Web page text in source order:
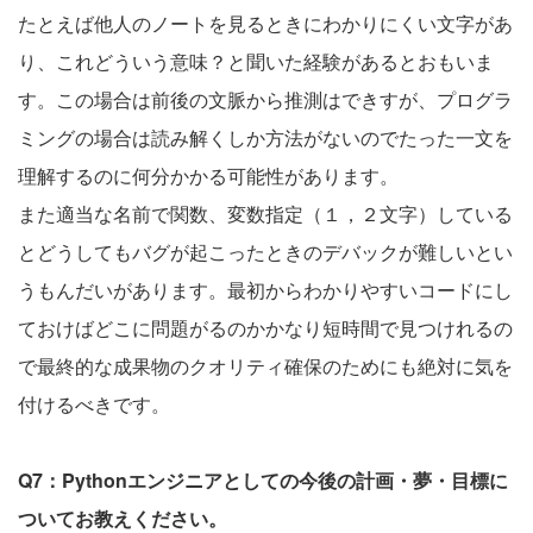
たとえば他人のノートを見るときにわかりにくい文字があ
り、これどういう意味？と聞いた経験があるとおもいま
す。この場合は前後の文脈から推測はできすが、プログラ
ミングの場合は読み解くしか方法がないのでたった一文を
理解するのに何分かかる可能性があります。
また適当な名前で関数、変数指定（１，２文字）している
とどうしてもバグが起こったときのデバックが難しいとい
うもんだいがあります。最初からわかりやすいコードにし
ておけばどこに問題がるのかかなり短時間で見つけれるの
で最終的な成果物のクオリティ確保のためにも絶対に気を
付けるべきです。
Q7：Pythonエンジニアとしての今後の計画・夢・目標に
ついてお教えください。